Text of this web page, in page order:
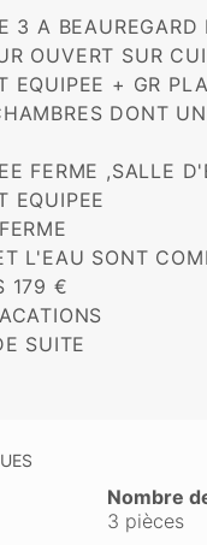
3 A BEAUREGARD
OUVERT SUR
EQUIPEE + GR
DONT
FERME ,SALLE
EQUIPEE
L'EAU SONT
179 €
SUITE
Nombre
3 pièces